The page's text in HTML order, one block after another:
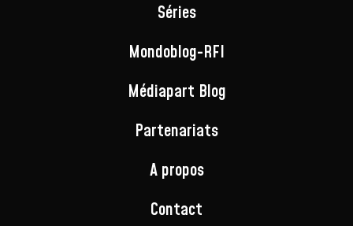
Séries
Mondoblog-RFI
Médiapart Blog
Partenariats
A propos
Contact